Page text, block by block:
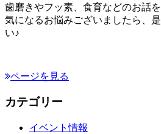
歯磨きやフッ素、食育などのお話
気になるお悩みございましたら、
い♪
ページを見る
カテゴリー
イベント情報